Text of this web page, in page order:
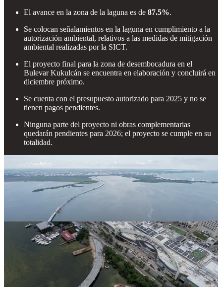
El avance en la zona de la laguna es de 87.5%.
Se colocan señalamientos en la laguna en cumplimiento a la
autorización ambiental, relativos a las medidas de mitigación
ambiental realizadas por la SICT.
El proyecto final para la zona de desembocadura en el
Bulevar Kukulcán se encuentra en elaboración y concluirá en
diciembre próximo.
Se cuenta con el presupuesto autorizado para 2025 y no se
tienen pagos pendientes.
Ninguna parte del proyecto ni obras complementarias
quedarán pendientes para 2026; el proyecto se cumple en su
totalidad.